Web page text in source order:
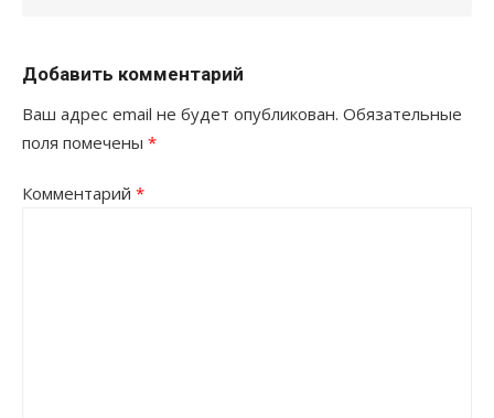
Добавить комментарий
Ваш адрес email не будет опубликован. Обязательные
поля помечены *
Комментарий *